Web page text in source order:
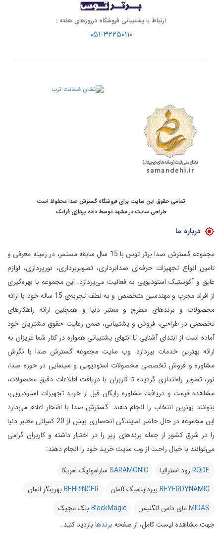
ارتباط با پشتیبانی فروشگاه درروزهای هفته :
۰۵۱-۳۲۲۵۰۱۱۰
تمامی حقوق این سایت برای فروشگاه گسترش صدا محفوظ است
طراحی سایت در مشهد توسطداده پردازی فراتک
درباره ما
مجموعه گسترش صدا برتر توس با 15 سال سابقه مستمر، در زمینه معرفی و
تامین انواع تجهیزات حرفه‌ای صدابرداری، تصویربرداری، نورپردازی، لوازم
عایق و آکوستیک استودیویی به فعالیت می‌پردازد. این مجموعه با بهره‌گیری
از افراد مجرب و مهندسین متخصص و به لطف تجربه‌ی 15 ساله خود با ارائه
محصولات و برندهای مطرح و معتبر دنیا و همچنین ارائه راهکارهای
تخصصی در طراحی، فروش و پشتیبانی، ضمن رعایت حقوق مشتریان خود
آماده است از ابتدای آشنایی تا انتهای پشتیبانی همواره در کنار شما عزیزان به
ارائه بهترین خدمات بپردازد. وب سایت مجموعه گسترش صدا با نگرش
مشاوره و فروش تخصصی محصولات استودیویی و سینمایی در حوزه صدا،
نور، تصویر راه‌اندازی گردیده تا کاربران با دریافت اطلاعات دقیق محصولات،
مشاهده قیمت و دریافت مشاوره رایگان قبل از خرید تجهیزات استودیویی،
بتوانند بهترین انتخاب را انجام دهند. گسترش صدا با افتخار اعلام می‌دارد
این مجموعه در حال حاضر نمایندگی انحصاری بیش از 20 کمپانی معتبر دنیا
را در شرق کشور از جمله برندهای زیر را در اختیار داشته و کاربران گرامی
می‌توانند با خیال راحت از وب سایت خرید خود را انجام دهند:
RODE رود استرالیا SARAMONIC سارامونیک امریکا
BEYERDYNAMIC بیرداینامیک آلمان BEHRINGER بهرینگر المان
MIDASمای داس انگلیس BlackMagic بلک مجیک
جهت مشاهده لیست کامل، از صفحه برندها بازدید کنید.